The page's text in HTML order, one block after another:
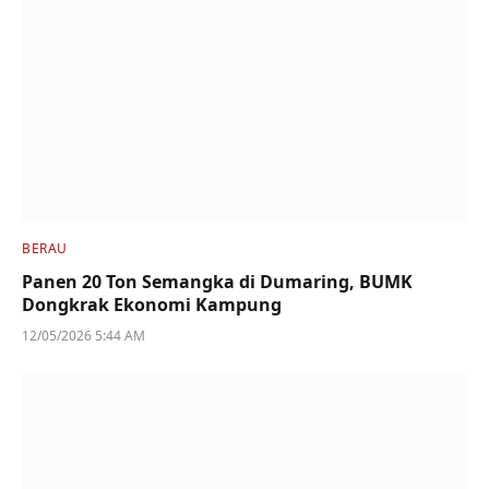
BERAU
Panen 20 Ton Semangka di Dumaring, BUMK
Dongkrak Ekonomi Kampung
12/05/2026 5:44 AM